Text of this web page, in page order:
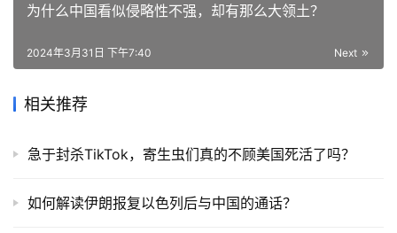
为什么中国看似侵略性不强，却有那么大领土？
Next
2024年3月31日 下午7:40
相关推荐
急于封杀TikTok，寄生虫们真的不顾美国死活了吗？
如何解读伊朗报复以色列后与中国的通话？